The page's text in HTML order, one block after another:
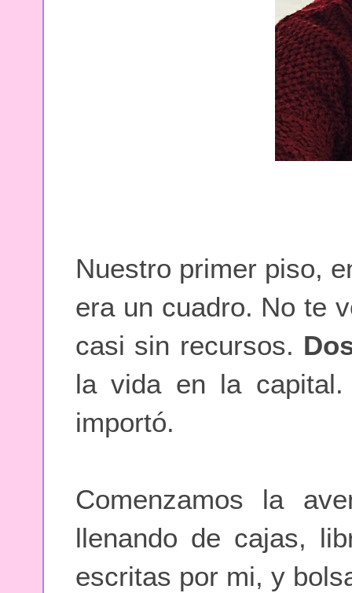
Nuestro primer piso,
era un cuadro. No te
casi sin recursos.
la vida en la
importó.
Comenzamos la
llenando de cajas,
escritas por mi, y